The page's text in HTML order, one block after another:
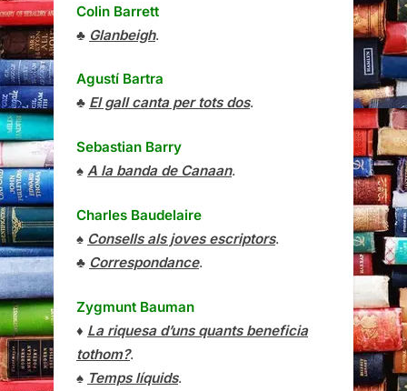
Colin Barrett
♣ Glanbeigh.
Agustí Bartra
♣ El gall canta per tots dos.
Sebastian Barry
♠ A la banda de Canaan.
Charles Baudelaire
♠ Consells als joves escriptors.
♣ Correspondance.
Zygmunt Bauman
♦ La riquesa d’uns quants beneficia
tothom?.
♠ Temps líquids.